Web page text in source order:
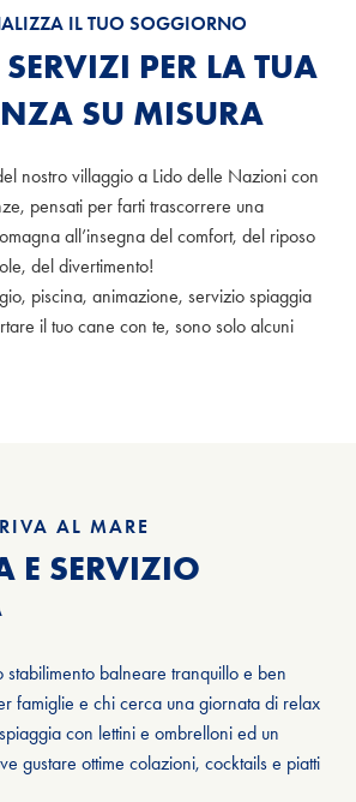
IL TUO SOGGIORNO
PER LA TUA
SU MISURA
nostro villaggio a Lido delle Nazioni con
pensati per farti trascorrere una
all’insegna del comfort, del riposo
del divertimento!
piscina, animazione, servizio spiaggia
il tuo cane con te, sono solo alcuni
E SERVIZIO
AL MARE
stabilimento balneare tranquillo e ben
famiglie e chi cerca una giornata di relax
con lettini e ombrelloni ed un
gustare ottime colazioni, cocktails e piatti